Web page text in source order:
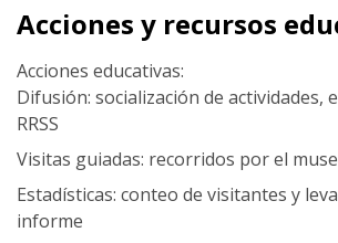
Acciones y recursos
Acciones educativas:
Difusión: socialización de actividades,
RRSS
Visitas guiadas: recorridos por el
Estadísticas: conteo de visitantes y
informe